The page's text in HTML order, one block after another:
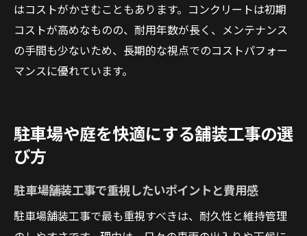
はコストがかさむこともあります。コンクリートは初期
コストが高めなものの、耐用年数が長く、メンテナンス
の手間も少ないため、長期的な視点でのコストパフォー
マンスに優れています。
駐車場や庭を快適にする舗装工事の選
び方
駐車場舗装工事で重視したいポイントと費用感
駐車場舗装工事で最も重視すべきは、耐久性と維持管理